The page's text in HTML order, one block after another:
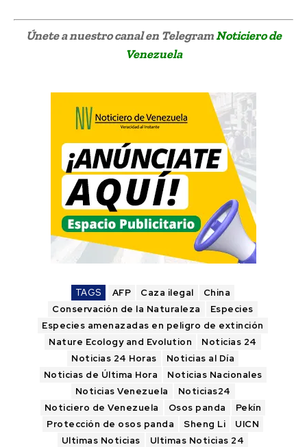
Únete a nuestro canal en TelegramNoticiero de
Venezuela
TAGS AFP Caza ilegal
China
Conservación de la Naturaleza
Especies
Especies amenazadas en peligro de extinción
Nature Ecology and Evolution
Noticias 24
Noticias 24 Horas
Noticias al Día
Noticias de Última Hora
Noticias Nacionales
Noticias Venezuela
Noticias24
Noticiero de Venezuela
Osos panda
Pekín
Protección de osos panda
Sheng Li
UICN
Ultimas Noticias
Ultimas Noticias 24